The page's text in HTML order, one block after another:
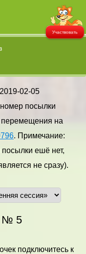
Участвовать
02-05
посылки
перемещения на
. Примечание:
ешё нет,
не сразу).
5
подключитесь к